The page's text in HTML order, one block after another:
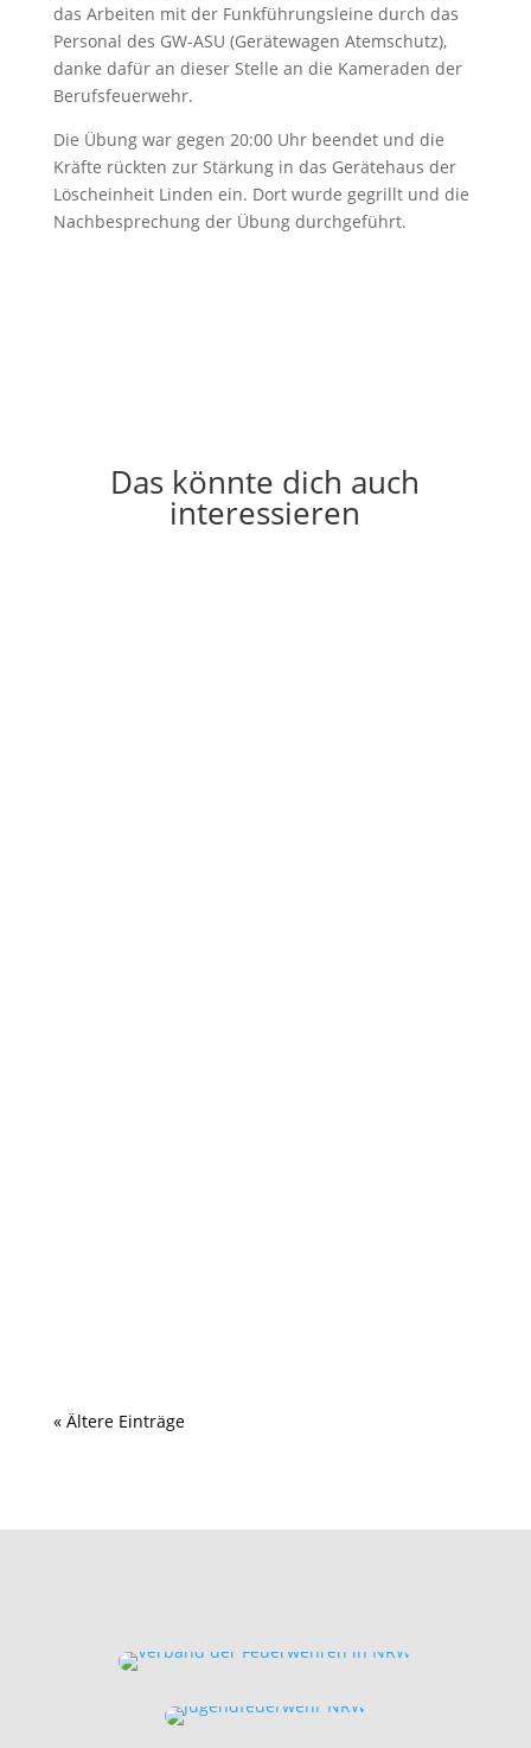
das Arbeiten mit der Funkführungsleine durch das
Personal des GW-ASU (Gerätewagen Atemschutz),
danke dafür an dieser Stelle an die Kameraden der
Berufsfeuerwehr.
Die Übung war gegen 20:00 Uhr beendet und die
Kräfte rückten zur Stärkung in das Gerätehaus der
Löscheinheit Linden ein. Dort wurde gegrillt und die
Nachbesprechung der Übung durchgeführt.
Das könnte dich auch
interessieren
« Ältere Einträge